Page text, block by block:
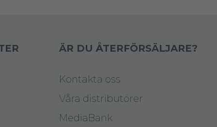
ÄR DU ÅTERFÖRSÄLJARE?
Kontakta oss
Våra distributörer
MediaBank